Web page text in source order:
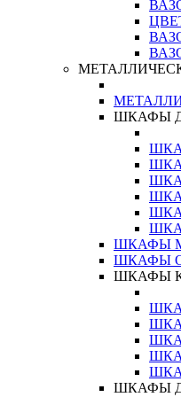
ШКАФЫ
ШКАФЫ
ШКАФЫ
ШКАФЫ
ШКАФЫ